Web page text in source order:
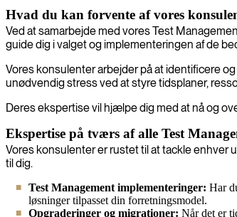
Hvad du kan forvente af vores
Ved at samarbejde med vores Test
guide dig i valget og implementeringen af de
Vores konsulenter arbejder på at identificere
unødvendig stress ved at styre tidsplaner,
Deres ekspertise vil hjælpe dig med at nå og
Ekspertise på tværs af alle Test
Vores konsulenter er rustet til at tackle enhver
til dig.
Test Management implementeringer: Har
løsninger tilpasset din forretningsmodel.
Opgraderinger og migrationer: Når det er